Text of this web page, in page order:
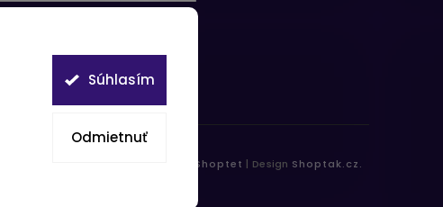
Odmietnuť
Súhlasím
Shoptet | Design Shoptak.cz.